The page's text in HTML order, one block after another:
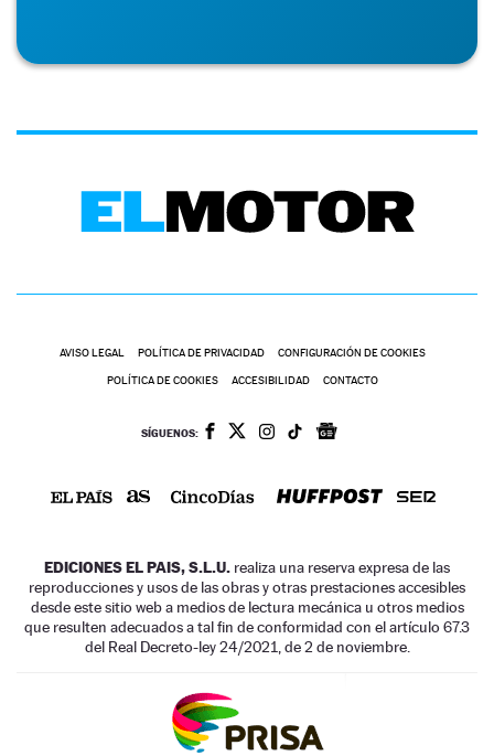
AVISO LEGAL POLÍTICA DE PRIVACIDAD CONFIGURACIÓN DE COOKIES
POLÍTICA DE COOKIES ACCESIBILIDAD CONTACTO
SÍGUENOS:
EDICIONES EL PAIS, S.L.U. realiza una reserva expresa de las
reproducciones y usos de las obras y otras prestaciones accesibles
desde este sitio web a medios de lectura mecánica u otros medios
que resulten adecuados a tal fin de conformidad con el artículo 67.3
del Real Decreto-ley 24/2021, de 2 de noviembre.